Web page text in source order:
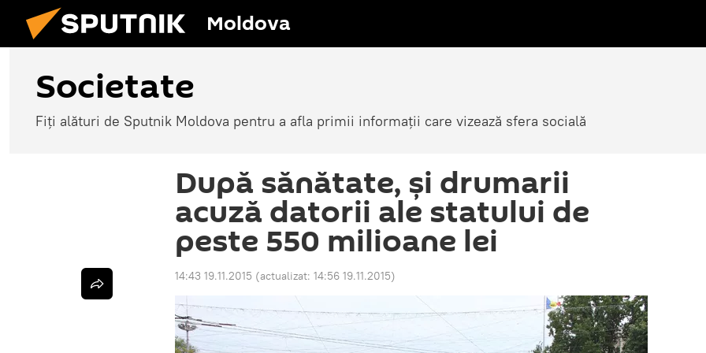
Moldova
Societate
Fiți alături de Sputnik Moldova pentru a afla primii informații care vizează sfera socială
După sănătate, şi drumarii
acuză datorii ale statului de
peste 550 milioane lei
14:43 19.11.2015 (actualizat: 14:56 19.11.2015)